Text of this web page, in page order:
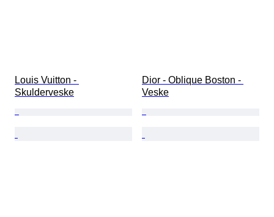
Louis Vuitton -
Skulderveske
Dior - Oblique Boston -
Veske